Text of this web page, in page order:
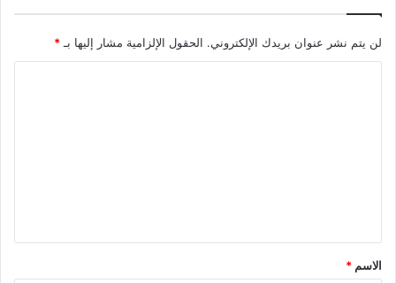
لن يتم نشر عنوان بريدك الإلكتروني. الحقول الإلزامية مشار إليها بـ *
*
الاسم *